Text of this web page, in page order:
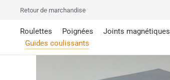
Retour de marchandise
Roulettes Poignées Joints magnétiques
Guides coulissants